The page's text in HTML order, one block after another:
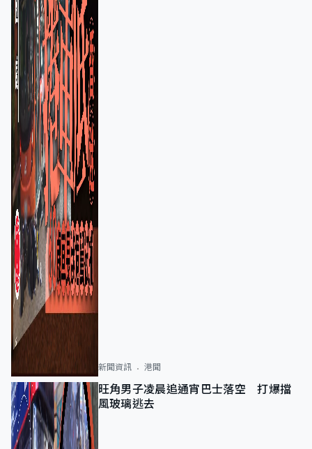
新聞資訊 港聞
旺角男子凌晨追通宵巴士落空 打爆擋
風玻璃逃去